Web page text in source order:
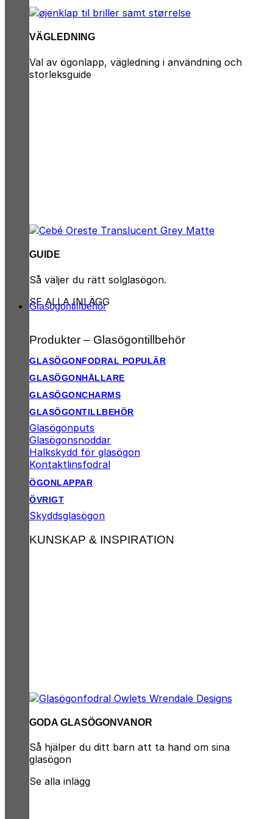
VÄGLEDNING
Val av ögonlapp, vägledning i användning och
storleksguide
GUIDE
Så väljer du rätt solglasögon.
SE ALLA INLÄGG
Glasögontillbehör
Produkter – Glasögontillbehör
GLASÖGONFODRAL
GLASÖGONHÅLLARE
GLASÖGONCHARMS
GLASÖGONTILLBEHÖR
Glasögonputs
Glasögonsnoddar
Halkskydd för glasögon
Kontaktlinsfodral
ÖGONLAPPAR
ÖVRIGT
Skyddsglasögon
KUNSKAP & INSPIRATION
GODA GLASÖGONVANOR
Så hjälper du ditt barn att ta hand om sina
glasögon
Se alla inlägg